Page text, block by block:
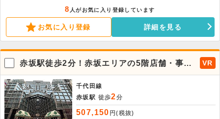
用を抑えてスタートできます。幅広い業態に対応可能ですのでお気軽に
ご相談ください。
8 人がお気に入り登録しています
お気に入り登録 詳細を見る
赤坂駅徒歩2分！赤坂エリアの5階店舗・事務
所
VR
千代田線
赤坂駅 徒歩2分
507,150 円(税抜)